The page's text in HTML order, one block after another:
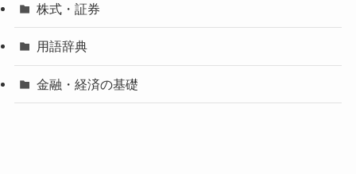
株式・証券
用語辞典
金融・経済の基礎